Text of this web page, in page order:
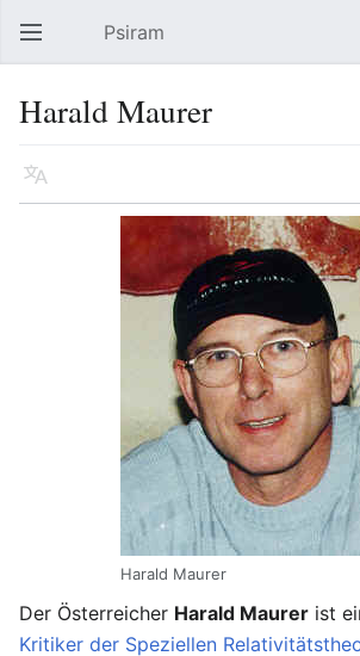
Hauptmenü öffnen Psiram
Harald Maurer
Sprache
Harald Maurer
Der Österreicher Harald Maurer ist
Kritiker der Speziellen